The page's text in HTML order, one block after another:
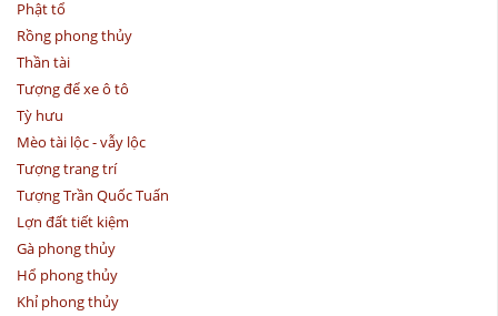
Phật tổ
Rồng phong thủy
Thần tài
Tượng để xe ô tô
Tỳ hưu
Mèo tài lộc - vẫy lộc
Tượng trang trí
Tượng Trần Quốc Tuấn
Lợn đất tiết kiệm
Gà phong thủy
Hổ phong thủy
Khỉ phong thủy